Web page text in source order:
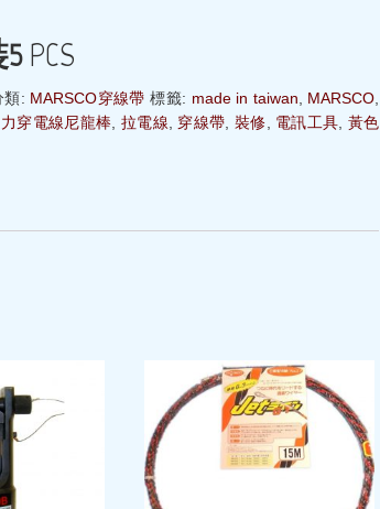
PCS
類: MARSCO穿線帶 標籤: made in taiwan MARSCO
穿電線尼龍棒 拉電線 穿線帶 裝修 電訊工具 黃色